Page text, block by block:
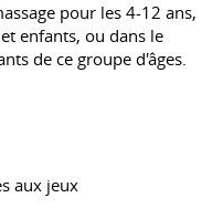
pour les 4-12 ans,
enfants, ou dans le
de ce groupe d'âges.
aux jeux